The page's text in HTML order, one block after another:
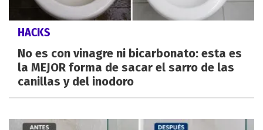
HACKS
No es con vinagre ni bicarbonato: esta es
la MEJOR forma de sacar el sarro de las
canillas y del inodoro